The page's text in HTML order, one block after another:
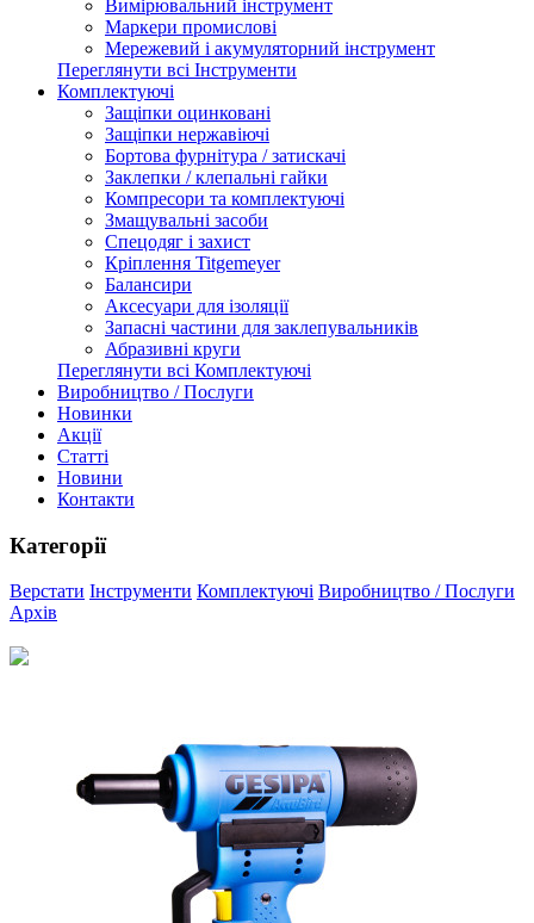
Вимірювальний інструмент
Маркери промислові
Мережевий і акумуляторний інструмент
Переглянути всі Інструменти
Комплектуючі
Защіпки оцинковані
Защіпки нержавіючі
Бортова фурнітура / затискачі
Заклепки / клепальні гайки
Компресори та комплектуючі
Змащувальні засоби
Спецодяг і захист
Кріплення Titgemeyer
Балансири
Аксесуари для ізоляції
Запасні частини для заклепувальників
Абразивні круги
Переглянути всі Комплектуючі
Виробництво / Послуги
Новинки
Акції
Статті
Новини
Контакти
Категорії
Верстати Інструменти Комплектуючі Виробництво / Послуги
Архів